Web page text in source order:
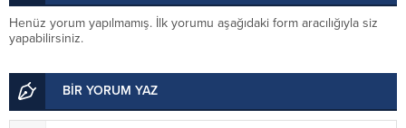
Henüz yorum yapılmamış. İlk yorumu aşağıdaki form aracılığıyla siz
yapabilirsiniz.
BİR YORUM YAZ